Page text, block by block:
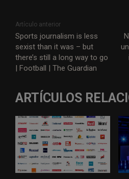
Artículo anterior
Sports journalism is less
sexist than it was – but
there’s still a long way to go
| Football | The Guardian
ARTÍCULOS